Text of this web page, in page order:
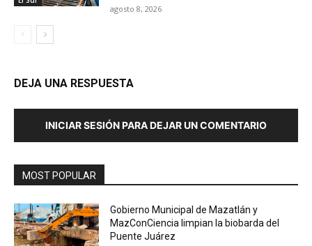
agosto 8, 2026
DEJA UNA RESPUESTA
INICIAR SESIÓN PARA DEJAR UN COMENTARIO
MOST POPULAR
Gobierno Municipal de Mazatlán y
MazConCiencia limpian la biobarda del
Puente Juárez